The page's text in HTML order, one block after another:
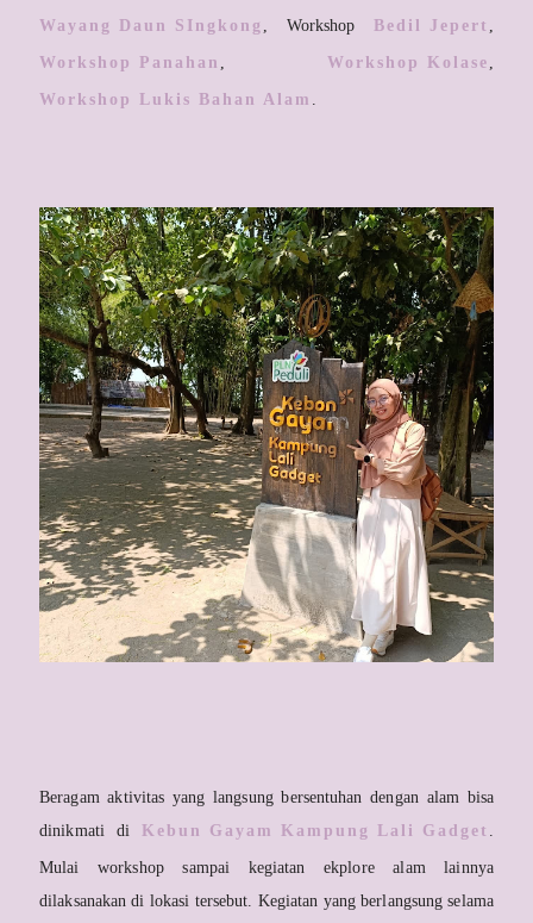
Wayang Daun SIngkong , Workshop Bedil Jepert ,
Workshop Panahan , Workshop Kolase ,
Workshop Lukis Bahan Alam .
Beragam aktivitas yang langsung bersentuhan dengan alam bisa
dinikmati di
Kebun Gayam Kampung Lali Gadget
Mulai workshop sampai kegiatan ekplore alam lainnya
dilaksanakan di lokasi tersebut. Kegiatan yang berlangsung selama